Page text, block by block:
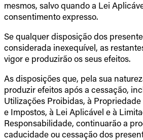
mesmos, salvo quando a Lei
consentimento expresso.
Se qualquer disposição dos
considerada inexequível, as
vigor e produzirão os seus efeitos.
As disposições que, pela sua
produzir efeitos após a cessação,
Utilizações Proibidas, à Propriedade
e Impostos, à Lei Aplicável e à
Responsabilidade, continuarão a
caducidade ou cessação dos